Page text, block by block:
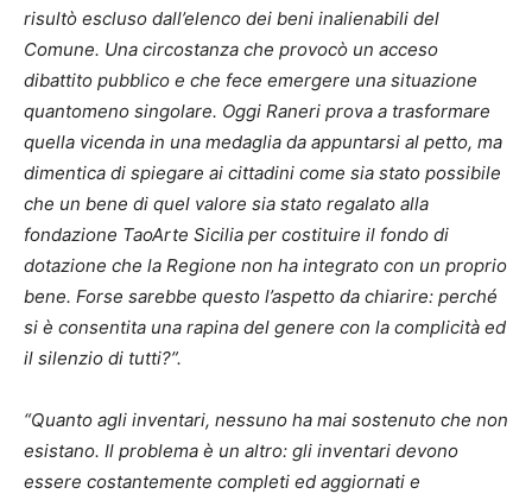
risultò escluso dall’elenco dei beni inalienabili del
Comune. Una circostanza che provocò un acceso
dibattito pubblico e che fece emergere una situazione
quantomeno singolare. Oggi Raneri prova a trasformare
quella vicenda in una medaglia da appuntarsi al petto, ma
dimentica di spiegare ai cittadini come sia stato possibile
che un bene di quel valore sia stato regalato alla
fondazione TaoArte Sicilia per costituire il fondo di
dotazione che la Regione non ha integrato con un proprio
bene. Forse sarebbe questo l’aspetto da chiarire: perché
si è consentita una rapina del genere con la complicità ed
il silenzio di tutti?”.
“Quanto agli inventari, nessuno ha mai sostenuto che non
esistano. Il problema è un altro: gli inventari devono
essere costantemente completi ed aggiornati e